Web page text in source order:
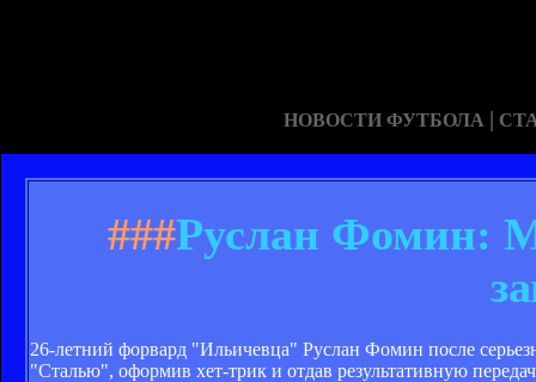
НОВОСТИ ФУТБОЛА |
###Руслан Фомин:
26-летний форвард "Ильичевца" Руслан Фомин после
"Сталью", оформив хет-трик и отдав результативную